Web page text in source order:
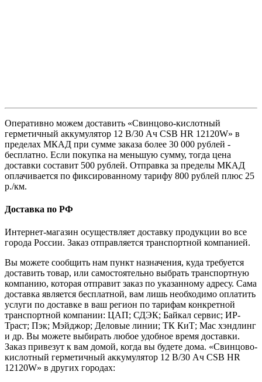
Оперативно можем доставить «Свинцово-кислотный
герметичный аккумулятор 12 В/30 Ач CSB HR 12120W» в
пределах МКАД при сумме заказа более 30 000 рублей -
бесплатно. Если покупка на меньшую сумму, тогда цена
доставки составит 500 рублей. Отправка за пределы МКАД
оплачивается по фиксированному тарифу 800 рублей плюс 25
р./км.
Доставка по РФ
Интернет-магазин осуществляет доставку продукции во все
города России. Заказ отправляется транспортной компанией.
Вы можете сообщить нам пункт назначения, куда требуется
доставить товар, или самостоятельно выбрать транспортную
компанию, которая отправит заказ по указанному адресу. Сама
доставка является бесплатной, вам лишь необходимо оплатить
услуги по доставке в ваш регион по тарифам конкретной
транспортной компании: ЦАП; СДЭК; Байкал сервис; ИР-
Траст; Пэк; Мэйджор; Деловые линии; ТК КиТ; Мас хэндлинг
и др. Вы можете выбирать любое удобное время доставки.
Заказ привезут к вам домой, когда вы будете дома. «Свинцово-
кислотный герметичный аккумулятор 12 В/30 Ач CSB HR
12120W» в других городах: